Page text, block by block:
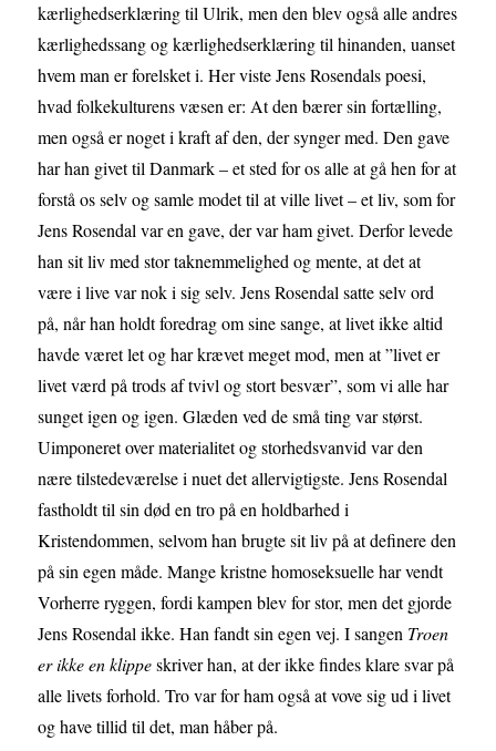
kærlighedserklæring til Ulrik, men den blev også alle andres
kærlighedssang og kærlighedserklæring til hinanden, uanset
hvem man er forelsket i. Her viste Jens Rosendals poesi,
hvad folkekulturens væsen er: At den bærer sin fortælling,
men også er noget i kraft af den, der synger med. Den gave
har han givet til Danmark – et sted for os alle at gå hen for at
forstå os selv og samle modet til at ville livet – et liv, som for
Jens Rosendal var en gave, der var ham givet. Derfor levede
han sit liv med stor taknemmelighed og mente, at det at
være i live var nok i sig selv. Jens Rosendal satte selv ord
på, når han holdt foredrag om sine sange, at livet ikke altid
havde været let og har krævet meget mod, men at ”livet er
livet værd på trods af tvivl og stort besvær”, som vi alle har
sunget igen og igen. Glæden ved de små ting var størst.
Uimponeret over materialitet og storhedsvanvid var den
nære tilstedeværelse i nuet det allervigtigste. Jens Rosendal
fastholdt til sin død en tro på en holdbarhed i
Kristendommen, selvom han brugte sit liv på at definere den
på sin egen måde. Mange kristne homoseksuelle har vendt
Vorherre ryggen, fordi kampen blev for stor, men det gjorde
Jens Rosendal ikke. Han fandt sin egen vej. I sangen Troen
er ikke en klippeskriver han, at der ikke findes klare svar på
alle livets forhold. Tro var for ham også at vove sig ud i livet
og have tillid til det, man håber på.